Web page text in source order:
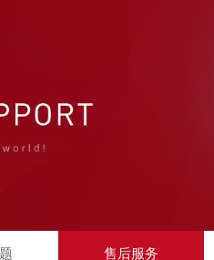
售后服务